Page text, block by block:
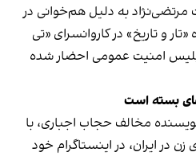
مرتضی‌نژاد به دلیل هم‌خوانی در
و تاریخ» در کاروانسرای «تی
امنیت عمومی احضار شده
بسته است
مخالف حجاب اجباری، با
زن در ایران، در اینستاگرام خود